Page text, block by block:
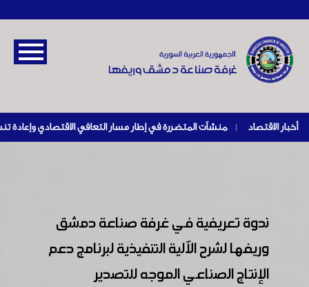
أخبار الاقتصاد |
ندوة تعريفية في غرفة صناعة دمشق
وريفها لشرح الآلية التنفيذية لبرنامج دعم
الإنتاج الصناعي الموجه للتصدير